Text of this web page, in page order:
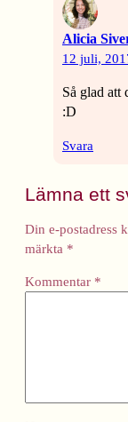
Alicia
12 juli,
Så glad att
:D
Svara
Lämna ett
Din e-postadress
märkta *
Kommentar *